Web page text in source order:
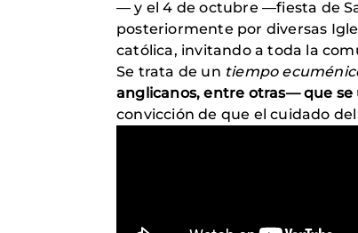
— y el 4 de octubre —fiesta de
posteriormente por diversas
católica, invitando a toda la
Se trata de un tiempo
anglicanos, entre otras— que se
convicción de que el cuidado